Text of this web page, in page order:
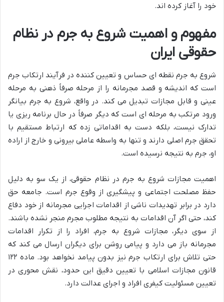
خود را آغاز کرده اند.
مفهوم و اهمیت شروع به جرم در نظام
حقوقی ایران
شروع به جرم نقطه ای حساس و تعیین کننده در فرآیند ارتکاب جرم
است که اندیشه و قصد مجرمانه را از مرحله صرفاً ذهنی به مرحله
عینی و قابل مجازات تبدیل می کند. در واقع، شروع به جرم بیانگر
ورود مرتکب به مرحله ای است که دیگر صرفاً در حال برنامه ریزی یا
تدارک نیست، بلکه دست به اقداماتی زده که ارتباط مستقیم با
تحقق جرم اصلی دارند و تنها به واسطه عاملی بیرونی و خارج از اراده
او، جرم به نتیجه نرسیده است.
اهمیت مجازات شروع به جرم در نظام حقوقی، از یک سو به دلیل
حفظ مصلحت اجتماعی و پیشگیری از وقوع جرم است. جامعه حق
دارد در برابر تهدیدات ناشی از اقدامات اجرایی مجرمانه از خود دفاع
کند، حتی اگر آن اقدامات به نتیجه مطلوب مجرم منجر نشده باشند.
از سوی دیگر، مجازات شروع به جرم، افراد را از تکرار اقدامات
مجرمانه باز می دارد و پیامی روشن برای دیگران ارسال می کند که
حتی تلاش برای ارتکاب جرم نیز بدون پیامد نخواهد بود. ماده ۱۲۲
قانون مجازات اسلامی با تعیین دقیق این حدود، نقش محوری در
تعیین مسئولیت کیفری افراد و اجرای عدالت دارد.